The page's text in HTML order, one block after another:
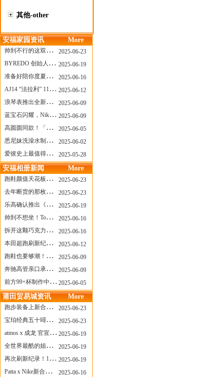
其他-other
安福家园资讯 More
帅到不行的这双跑鞋，其实藏着Nike第一位签约跑者的故事
2025-06-23
BYREDO 创始人离任，也带走了那份灵魂感
2025-06-19
准备好陪你度夏，nanamica x Suicoke 新联名来了
2025-06-16
AJ14 “法拉利” 11年后回归，红色超跑气场全开
2025-06-12
浪琴表推出全新先行者系列祖鲁时间1925腕表
2025-06-09
蓝宝石闪耀，Nike Air Max DN8 华丽变身
2025-06-09
高圆圆同款！「赤足New Balance」新联名曝光，铺货了
2025-06-05
悉尼妹洗澡水制成肥皂开启售卖！男粉：这肥皂能吃吗？
2025-06-02
爱彼史上最值得看的大展！揭秘150年传奇制表背后
2025-05-28
安福相册新闻 More
跑鞋颜值天花板？日常也能帅一脸
2025-06-23
去年断货的那枚表， CASIO指环表又要发售了
2025-06-23
乐高确认推出《哥斯拉》积木，这设计也太酷了！
2025-06-19
帅到不想坐！Tom Sachs x Helinox 这把露营椅太炸了
2025-06-16
拆开这颗巧克力，居然是皮卡丘？
2025-06-16
本田超跑刷新纪录了！700万元成交价
2025-06-12
跑鞋也要够潮！昂跑 x Slam Jam 联名即将发售
2025-06-09
奔驰高管亲口承认：电动G级，完全失败了！
2025-06-09
前方99+杯制作中！「爷爷不泡茶」苹果狗、桃桃喵，今夏顶流潮饮！
2025-06-05
莆田贸易城资讯 More
跑步装备上新合集，最近有什么可以关注的呢？
2025-06-23
宝珀经典五十噚家族再添新员 适配所有腕围的38mm小表径腕表亮相
2025-06-23
atmos x 成龙 官宣，《警察故事》联名短袖公布！
2025-06-19
全世界最酷的姐姐，和Nike联名的鞋要来了！
2025-06-19
再次刷新纪录！14只 LABUBU 共拍出240万元
2025-06-19
Patta x Nike新合作提前泄露，这次的服饰周边也有亮点？
2025-06-16